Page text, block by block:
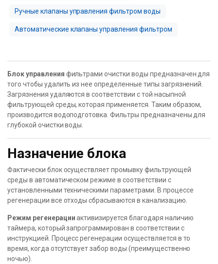
Ручные клапаны управления фильтром воды
Автоматические клапаны управления фильтром
Блок управления фильтрами очистки воды предназначен для
того чтобы удалить из нее определенные типы загрязнений.
Загрязнения удаляются в соответствии с той насыпной
фильтрующей среды, которая применяется. Таким образом,
производится водоподготовка. Фильтры предназначены для
глубокой очистки воды.
Назначение блока
Фактически блок осуществляет промывку фильтрующей
среды в автоматическом режиме в соответствии с
установленными техническими параметрами. В процессе
регенерации все отходы сбрасываются в канализацию.
Режим регенерацииактивизируется благодаря наличию
таймера, который запрограммирован в соответствии с
инструкцией. Процесс регенерации осуществляется в то
время, когда отсутствует забор воды (преимущественно
ночью).